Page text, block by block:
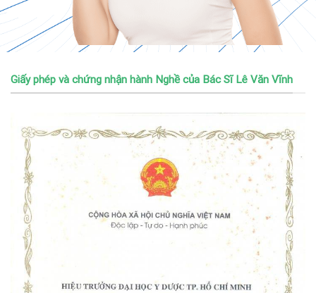
Giấy phép và chứng nhận hành Nghề của Bác Sĩ Lê Văn Vĩnh